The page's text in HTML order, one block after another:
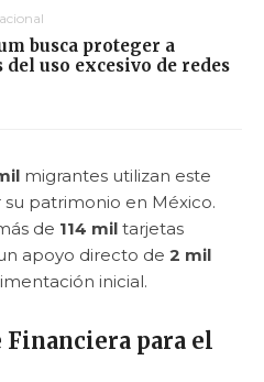
busca proteger a
del uso excesivo de redes
migrantes utilizan este
patrimonio en México.
de 114 mil tarjetas
apoyo directo de 2 mil
inicial.
Financiera para el